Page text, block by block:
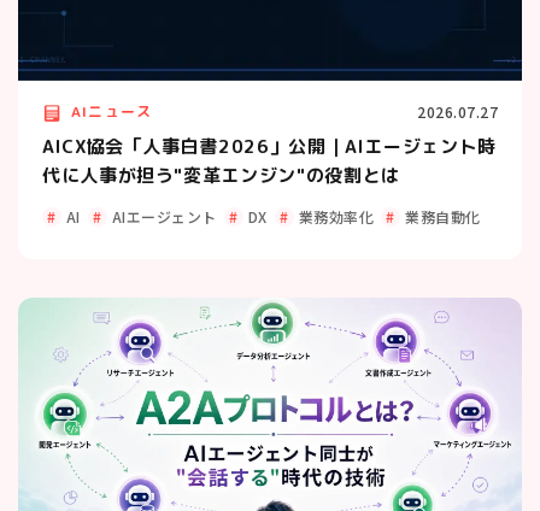
AIニュース 2026.07.27
AICX協会「人事白書2026」公開｜AIエージェント時
代に人事が担う"変革エンジン"の役割とは
AI AIエージェント DX 業務効率化 業務自動化